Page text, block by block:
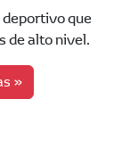
deportivo que
de alto nivel.
»